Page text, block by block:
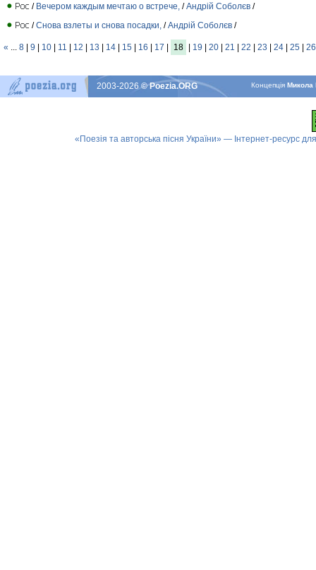
/ Вечером каждым мечтаю о встрече, /Андрій Соболєв /
/Снова взлеты и снова посадки, /Андрій Соболєв /
« 8 | 9 | 10 | 11 | 12 | 13 | 14 | 15 | 16 | 17 | 18 | 19 | 20 | 21 | 22 | 23 | 24 | 25 | 26
КонцепцiяМикола
2003-2026© Poezia.ORG
«Поезія та авторська пісня України» — Інтернет-ресурс